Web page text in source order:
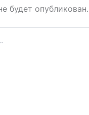
будет опубликован.